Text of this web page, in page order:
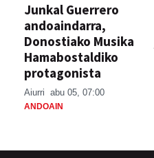
Junkal Guerrero
andoaindarra,
Donostiako Musika
Hamabostaldiko
protagonista
Aiurri abu 05, 07:00
ANDOAIN